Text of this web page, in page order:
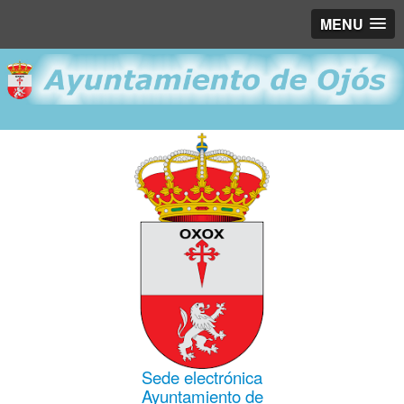
MENU
Sede electrónica
Ayuntamiento de